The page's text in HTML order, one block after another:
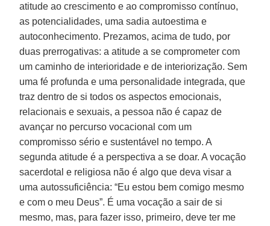
atitude ao crescimento e ao compromisso contínuo,
as potencialidades, uma sadia autoestima e
autoconhecimento. Prezamos, acima de tudo, por
duas prerrogativas: a atitude a se comprometer com
um caminho de interioridade e de interiorização. Sem
uma fé profunda e uma personalidade integrada, que
traz dentro de si todos os aspectos emocionais,
relacionais e sexuais, a pessoa não é capaz de
avançar no percurso vocacional com um
compromisso sério e sustentável no tempo. A
segunda atitude é a perspectiva a se doar. A vocação
sacerdotal e religiosa não é algo que deva visar a
uma autossuficiência: “Eu estou bem comigo mesmo
e com o meu Deus”. É uma vocação a sair de si
mesmo, mas, para fazer isso, primeiro, deve ter me